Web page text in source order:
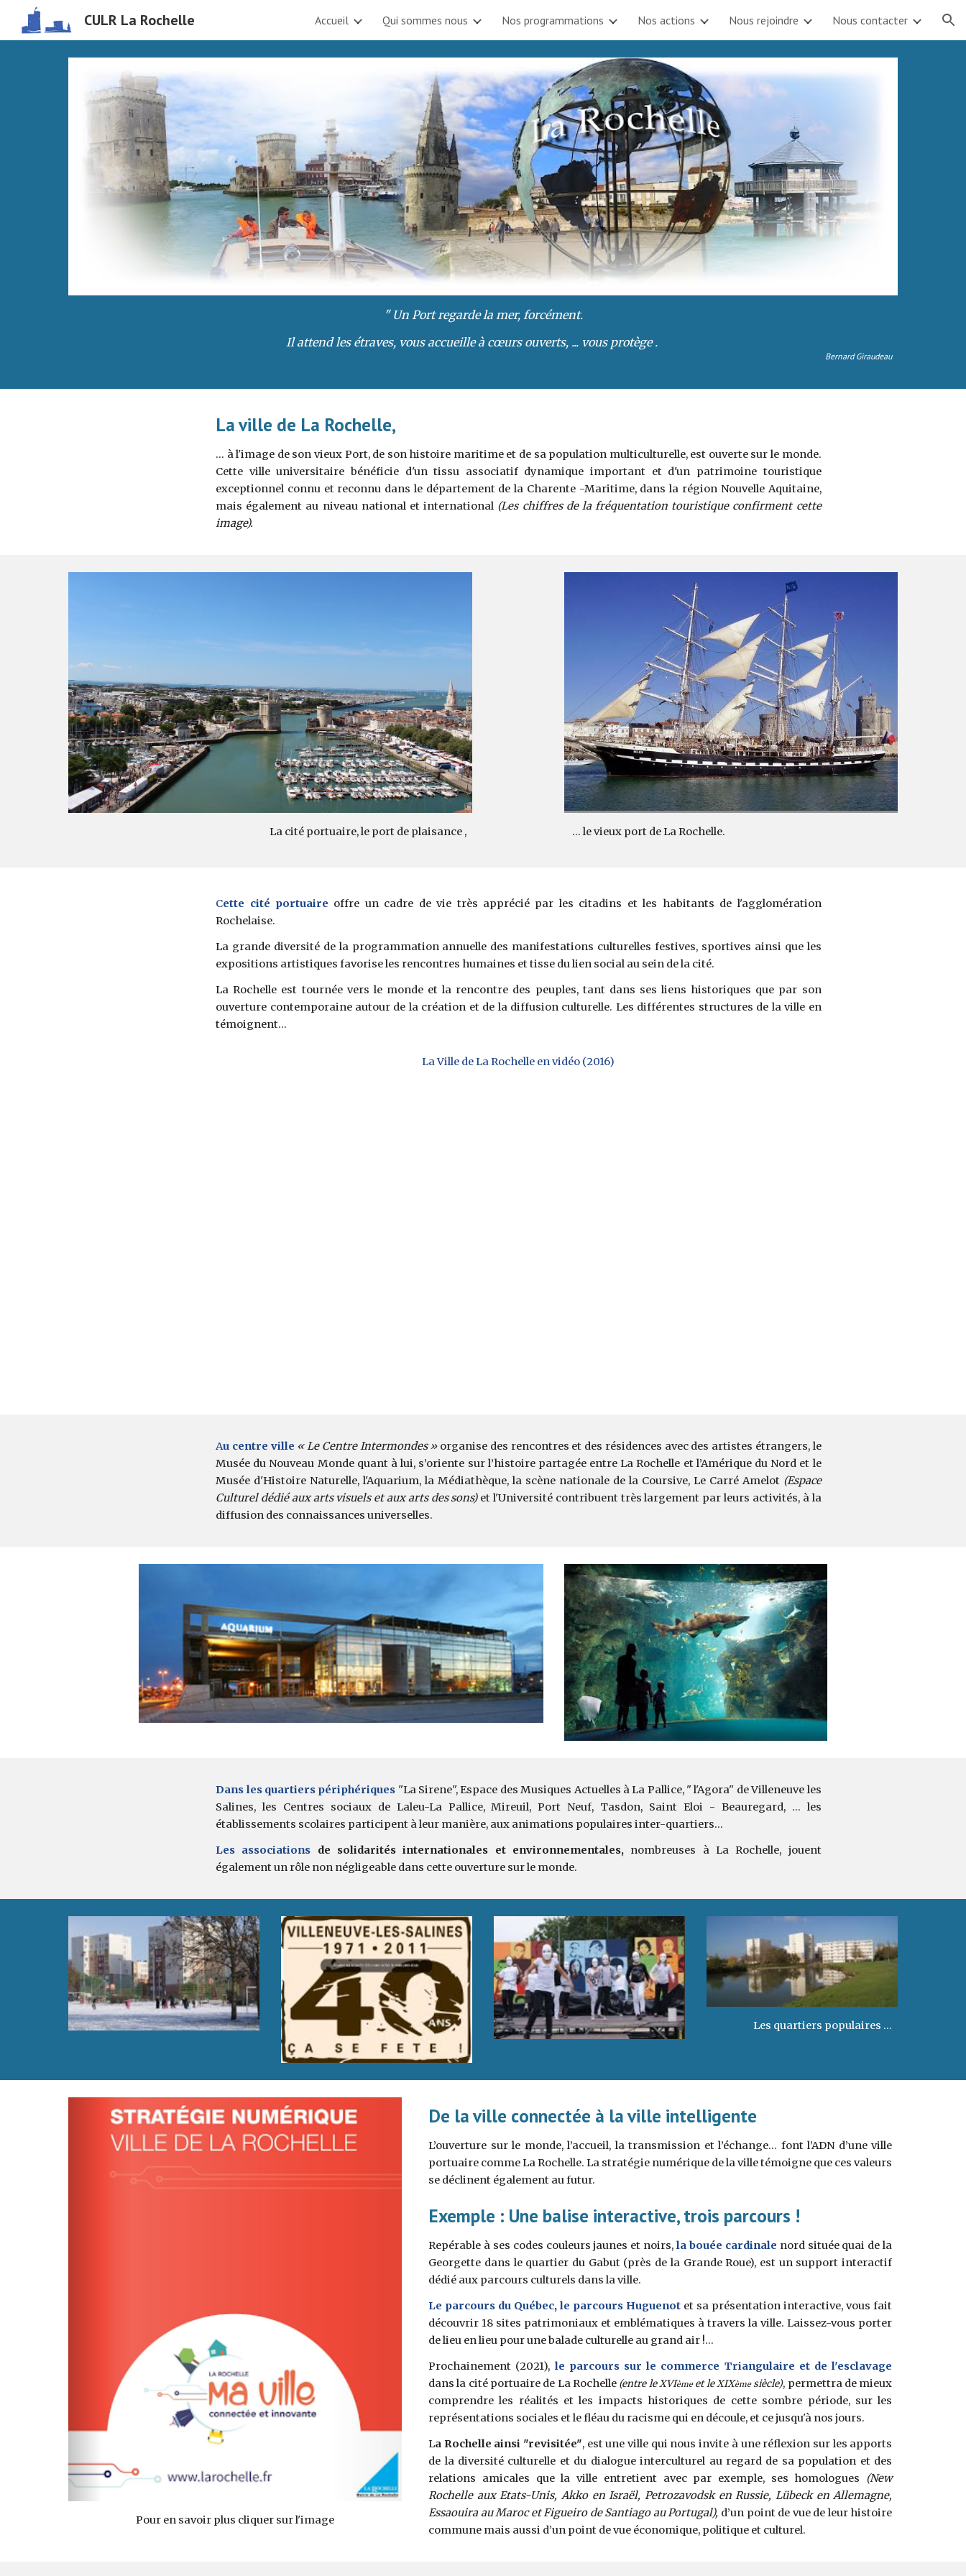
Skip to main content Skip to navigation
CULR La Rochelle Accueil Qui sommes nous Nos programmations Nos actions Nous rejoindre Nous contacter
" Un Port regarde la mer, forcément.
Il attend les étraves, vous accueille à cœurs ouverts, ... vous protège .
Bernard Giraudeau
La ville de La Rochelle,
... à l'image de son vieux Port, de son histoire maritime et de sa population multiculturelle, est ouverte sur le monde.
Cette ville universitaire bénéficie d'un tissu associatif dynamique important et d'un patrimoine touristique
exceptionnel connu et reconnu dans le département de la Charente -Maritime, dans la région Nouvelle Aquitaine,
mais également au niveau national et international (Les chiffres de la fréquentation touristique confirment cette
image).
La cité portuaire, le port de plaisance , ... le vieux port de La Rochelle.
Cette cité portuaire offre un cadre de vie très apprécié par les citadins et les habitants de l'agglomération
Rochelaise.
La grande diversité de la programmation annuelle des manifestations culturelles festives, sportives ainsi que les
expositions artistiques favorise les rencontres humaines et tisse du lien social au sein de la cité.
La Rochelle est tournée vers le monde et la rencontre des peuples, tant dans ses liens historiques que par son
ouverture contemporaine autour de la création et de la diffusion culturelle. Les différentes structures de la ville en
témoignent...
La Ville de La Rochelle en vidéo ‎‎‎‎‎‎(2016)
Au centre ville « Le Centre Intermondes »organise des rencontres et des résidences avec des artistes étrangers, le
Musée du Nouveau Monde quant à lui, s’oriente sur l’histoire partagée entre La Rochelle et l’Amérique du Nord et le
Musée d'Histoire Naturelle, l'Aquarium, la Médiathèque, la scène nationale de la Coursive, Le Carré Amelot(Espace
Culturel dédié aux arts visuels et aux arts des sons)et l'Université contribuent très largement par leurs activités, à la
diffusion des connaissances universelles.
Dans les quartiers périphériques "La Sirene", Espace des Musiques Actuelles à La Pallice, " l'Agora" de Villeneuve les
Salines, les Centres sociaux de Laleu-La Pallice, Mireuil, Port Neuf, Tasdon, Saint Eloi - Beauregard, ... les
établissements scolaires participent à leur manière, aux animations populaires inter-quartiers...
Les associations de solidarités internationales et environnementales, nombreuses à La Rochelle, jouent
également un rôle non négligeable dans cette ouverture sur le monde.
Les quartiers populaires ...
Pour en savoir plus cliquer sur l'image
De la ville connectée à la ville intelligente
L’ouverture sur le monde, l’accueil, la transmission et l’échange… font l’ADN d’une ville
portuaire comme La Rochelle. La stratégie numérique de la ville témoigne que ces valeurs
se déclinent également au futur.
Exemple : Une balise interactive, trois parcours !
Repérable à ses codes couleurs jaunes et noirs, la bouée cardinale nord située quai de la
Georgette dans le quartier du Gabut (près de la Grande Roue), est un support interactif
dédié aux parcours culturels dans la ville.
Le parcours du Québec,le parcours Huguenot et sa présentation interactive, vous fait
découvrir 18 sites patrimoniaux et emblématiques à travers la ville. Laissez-vous porter
de lieu en lieu pour une balade culturelle au grand air !...
Prochainement (2021), le parcours sur le commerce Triangulaire et de l'esclavage
dans la cité portuaire de La Rochelle (entre le XVIèmeet le XIXèmesiècle), permettra de mieux
comprendre les réalités et les impacts historiques de cette sombre période, sur les
représentations sociales et le fléau du racisme qui en découle, et ce jusqu'à nos jours.
La Rochelle ainsi "revisitée", est une ville qui nous invite à une réflexion sur les apports
de la diversité culturelle et du dialogue interculturel au regard de sa population et des
relations amicales que la ville entretient avec par exemple, ses homologues (New
Rochelle aux Etats-Unis, Akko en Israël, Petrozavodsk en Russie, Lübeck en Allemagne,
Essaouira au Maroc et Figueiro de Santiago au Portugal), d’un point de vue de leur histoire
commune mais aussi d’un point de vue économique, politique et culturel.